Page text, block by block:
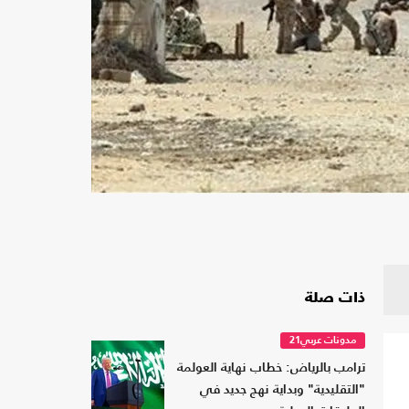
ذات صلة
مدونات عربي21
ترامب بالرياض: خطاب نهاية العولمة
"التقليدية" وبداية نهج جديد في